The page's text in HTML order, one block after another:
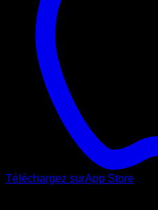
Téléchargez surApp Store